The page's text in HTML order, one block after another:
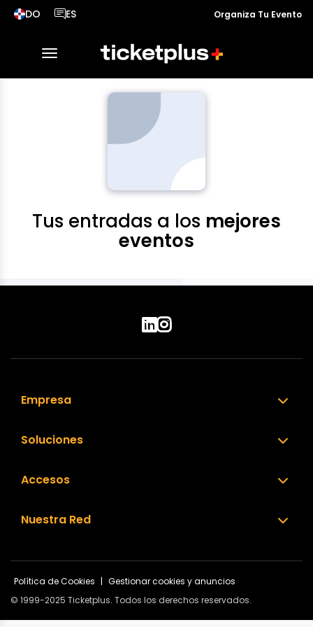
DO
País seleccionado, cambiar país
ES
Idioma seleccionado, cambiar idiomaOrganiza Tu Evento
desplegar navegación
Tus entradas a los mejores
eventos
Empresa
Soluciones
Accesos
Nuestra Red
Política de Cookies | Gestionar cookies y anuncios
© 1999-2025 Ticketplus. Todos los derechos reservados.